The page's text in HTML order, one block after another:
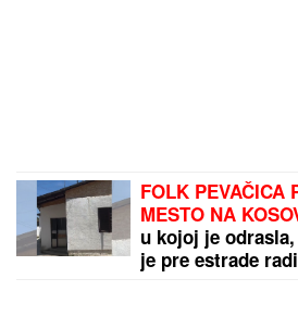
FOLK PEVAČICA
MESTO NA
u kojoj je
je pre estrade